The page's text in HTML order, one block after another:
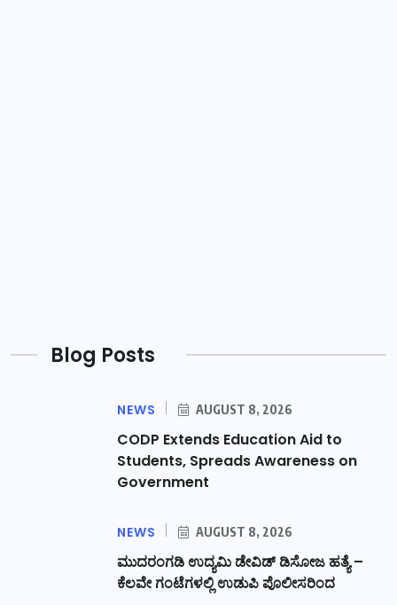
Blog Posts
NEWS AUGUST 8, 2026
CODP Extends Education Aid to
Students, Spreads Awareness on
Government
NEWS AUGUST 8, 2026
ಮುದರಂಗಡಿ ಉದ್ಯಮಿ ಡೇವಿಡ್ ಡಿಸೋಜ ಹತ್ಯೆ –
ಕೆಲವೇ ಗಂಟೆಗಳಲ್ಲಿ ಉಡುಪಿ ಪೊಲೀಸರಿಂದ